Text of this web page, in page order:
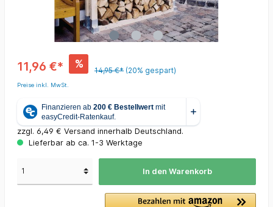
11,96 €* %
14,95 €* (20% gespart)
Preise inkl. MwSt.
zzgl. 6,49 € Versand innerhalb Deutschland.
Lieferbar ab ca. 1-3 Werktage
In den Warenkorb